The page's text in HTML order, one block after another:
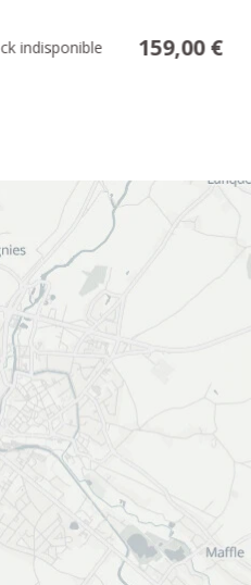
indisponible 159,00 €